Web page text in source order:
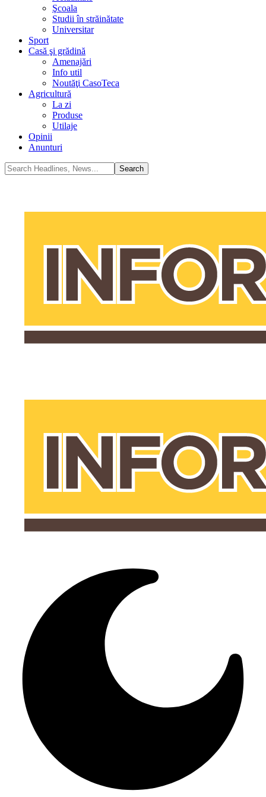
Şcoala
Studii în străinătate
Universitar
Sport
Casă şi grădină
Amenajări
Info util
Noutăţi CasoTeca
Agricultură
La zi
Produse
Utilaje
Opinii
Anunturi